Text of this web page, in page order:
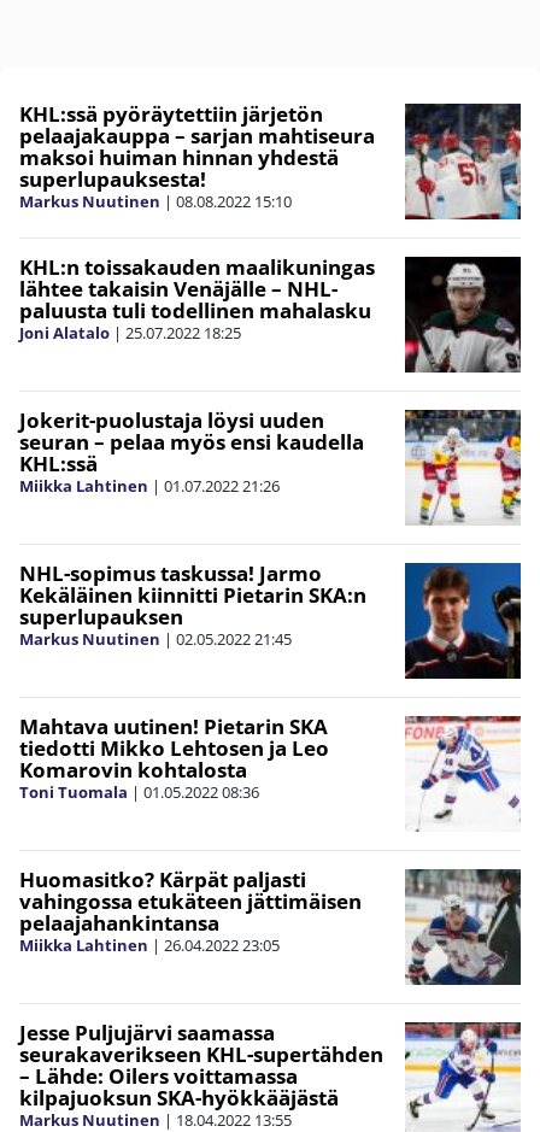
KHL:ssä pyöräytettiin järjetön
pelaajakauppa – sarjan mahtiseura
maksoi huiman hinnan yhdestä
superlupauksesta!
Markus Nuutinen | 08.08.2022 15:10
KHL:n toissakauden maalikuningas
lähtee takaisin Venäjälle – NHL-
paluusta tuli todellinen mahalasku
Joni Alatalo | 25.07.2022 18:25
Jokerit-puolustaja löysi uuden
seuran – pelaa myös ensi kaudella
KHL:ssä
Miikka Lahtinen | 01.07.202221:26
NHL-sopimus taskussa! Jarmo
Kekäläinen kiinnitti Pietarin SKA:n
superlupauksen
Markus Nuutinen | 02.05.202221:45
Mahtava uutinen! Pietarin SKA
tiedotti Mikko Lehtosen ja Leo
Komarovin kohtalosta
Toni Tuomala | 01.05.202208:36
Huomasitko? Kärpät paljasti
vahingossa etukäteen jättimäisen
pelaajahankintansa
Miikka Lahtinen | 26.04.202223:05
Jesse Puljujärvi saamassa
seurakaverikseen KHL-supertähden
– Lähde: Oilers voittamassa
kilpajuoksun SKA-hyökkääjästä
Markus Nuutinen | 18.04.2022 13:55